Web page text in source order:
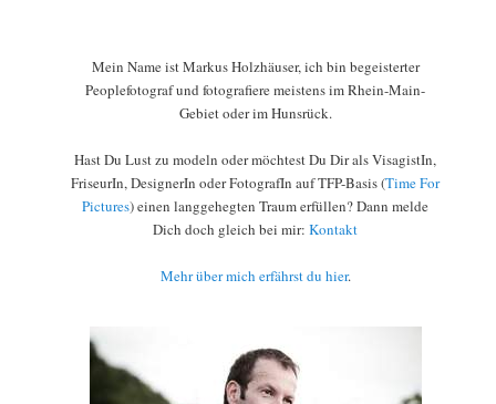
Mein Name ist Markus Holzhäuser, ich bin begeisterter
Peoplefotograf und fotografiere meistens im Rhein-Main-
Gebiet oder im Hunsrück.
Hast Du Lust zu modeln oder möchtest Du Dir als VisagistIn,
FriseurIn, DesignerIn oder FotografIn auf TFP-Basis (Time For
Pictures) einen langgehegten Traum erfüllen? Dann melde
Dich doch gleich bei mir:Kontakt
Mehr über mich erfährst du hier.